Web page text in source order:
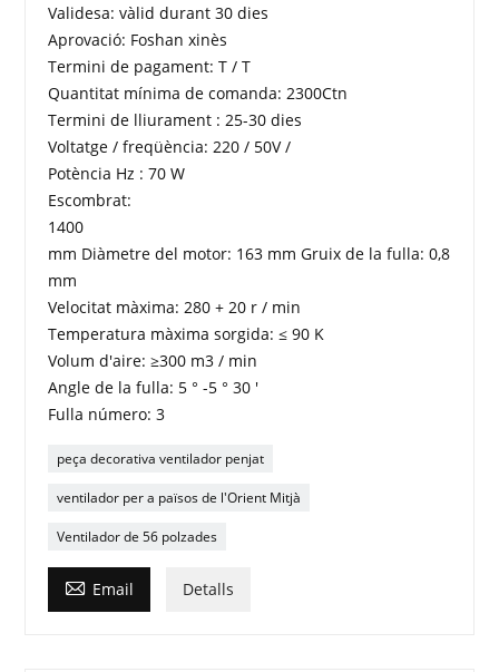
Validesa: vàlid durant 30 dies
Aprovació: Foshan xinès
Termini de pagament: T / T
Quantitat mínima de comanda: 2300Ctn
Termini de lliurament : 25-30 dies
Voltatge / freqüència: 220 / 50V /
Potència Hz : 70 W
Escombrat:
1400
mm Diàmetre del motor: 163 mm Gruix de la fulla: 0,8
mm
Velocitat màxima: 280 + 20 r / min
Temperatura màxima sorgida: ≤ 90 K
Volum d'aire: ≥300 m3 / min
Angle de la fulla: 5 ° -5 ° 30 '
Fulla número: 3
peça decorativa ventilador penjat
ventilador per a països de l'Orient Mitjà
Ventilador de 56 polzades
 Email Detalls